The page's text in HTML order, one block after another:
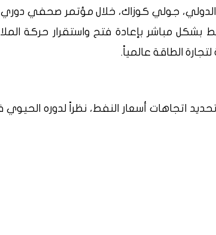
جولي كوزاك، خلال مؤتمر صحفي
بشكل مباشر بإعادة فتح واستقرار حركة
الطاقة عالمياً.
اتجاهات أسعار النفط، نظراً لدوره